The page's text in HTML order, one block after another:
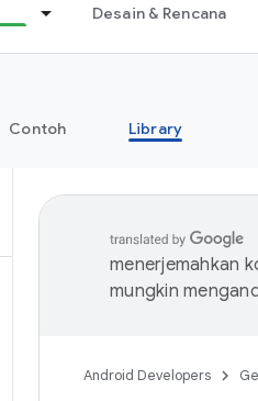
Desain & Rencana
Contoh Library
menerjemahkan
mungkin
Android Developers